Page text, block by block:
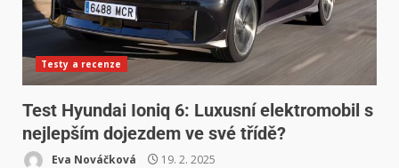
Testy a recenze
Test Hyundai Ioniq 6: Luxusní elektromobil s
nejlepším dojezdem ve své třídě?
Eva Nováčková 19. 2. 2025